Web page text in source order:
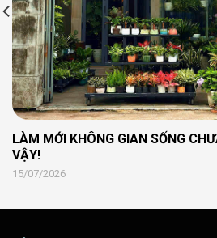
LÀM MỚI KHÔNG GIAN SỐNG
VẬY!
15/07/2026